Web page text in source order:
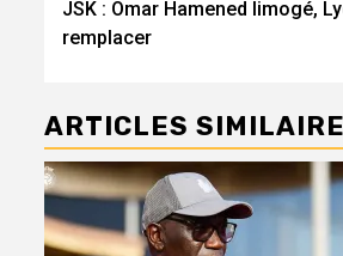
d’article
JSK : Omar Hamened limogé,
remplacer
ARTICLES